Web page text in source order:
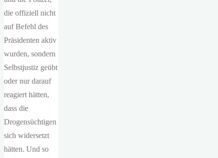
die offiziell nicht
auf Befehl des
Präsidenten aktiv
wurden, sondern
Selbstjustiz geübt
oder nur darauf
reagiert hätten,
dass die
Drogensüchtigen
sich widersetzt
hätten. Und so